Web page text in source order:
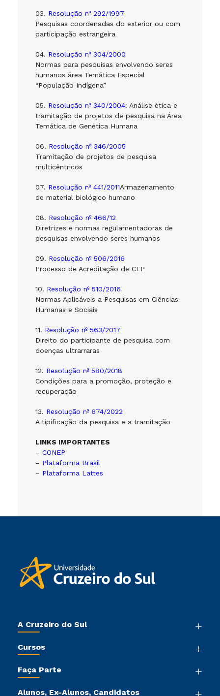
03. Resolução nº 292/1997
Pesquisas coordenadas do exterior ou com
participação estrangeira
04. Resolução nº 304/2000
Normas para pesquisas envolvendo seres
humanos área Temática Especial
“População Indígena”
05. Resolução nº 340/2004: Análise ética e
tramitação de projetos de pesquisa na Área
Temática de Genética Humana
06. Resolução nº 346/2005
Tramitação de projetos de pesquisa
multicêntricos
07. Resolução nº 441/2011Armazenamento
de material biológico humano
08. Resolução nº 466/12
Diretrizes e normas regulamentadoras de
pesquisas envolvendo seres humanos
09. Resolução nº 506/2016
Processo de Acreditação de CEP
10. Resolução nº 510/2016
Normas Aplicáveis a Pesquisas em Ciências
Humanas e Sociais
11. Resolução nº 563/2017
Direito do participante de pesquisa com
doenças ultrarraras
12. Resolução nº 580/2018
Condições para a promoção, proteção e
recuperação
13. Resolução nº 674/2022
A tipificação da pesquisa e a tramitação
LINKS IMPORTANTES
– CONEP
– Plataforma Brasil
– Plataforma Lattes
A Cruzeiro do Sul
Sala de Imprensa
Sou Colaborador
Tour Virtual
Cursos
Pós-graduação
Faça Parte
Alunos, Ex-Alunos, Candidatos